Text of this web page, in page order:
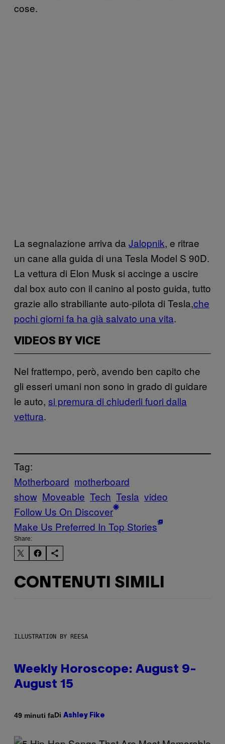
cose.
La segnalazione arriva da Jalopnik, e ritrae
un cane alla guida di una Tesla Model S 90D.
La vettura di Elon Musk si accinge a uscire
dal box auto con il canino al posto guida, tutto
grazie allo strabiliante auto-pilota di Tesla,che
pochi giorni fa ha già salvato una vita.
VIDEOS BY VICE
Nel frattempo, però, avendo ben capito che
gli esseri umani non sono in grado di guidare
le auto, si premura di chiuderli fuori dalla
vettura.
Tag:
Motherboard motherboard
show Moveable Tech Tesla video
Follow Us On Discover
Make Us Preferred In Top Stories
Share:
CONTENUTI SIMILI
ILLUSTRATION BY REESA
Weekly Horoscope: August 9-
August 15
49 minuti faDi Ashley Fike